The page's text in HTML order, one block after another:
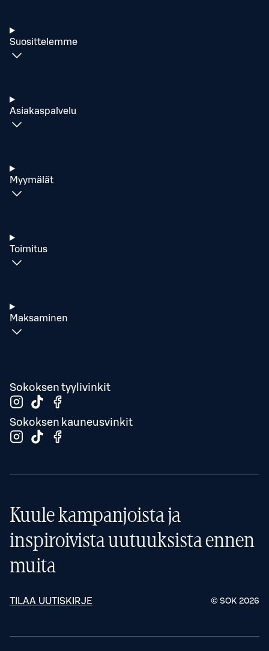
Suosittelemme
Asiakaspalvelu
Myymälät
Toimitus
Maksaminen
Sokoksen tyylivinkit
Sokoksen kauneusvinkit
Kuule kampanjoista ja
inspiroivista uutuuksista ennen
muita
TILAA UUTISKIRJE © SOK 2026